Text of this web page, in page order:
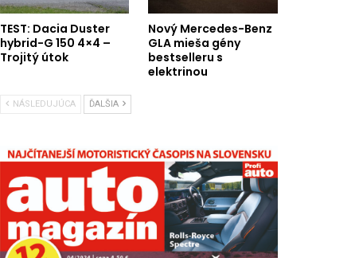
TEST: Dacia Duster
hybrid-G 150 4×4 –
Trojitý útok
Nový Mercedes-Benz
GLA mieša gény
bestselleru s
elektrinou
NÁSLEDUJÚCA ĎALŠIA